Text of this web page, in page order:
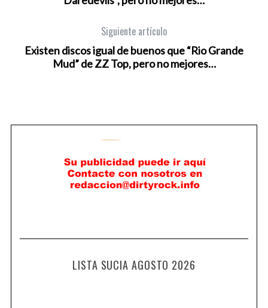
Siguiente artículo
Existen discos igual de buenos que “Rio Grande
Mud” de ZZ Top, pero no mejores…
LISTA SUCIA AGOSTO 2026